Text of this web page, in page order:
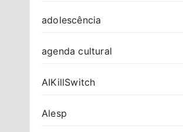
adolescência
agenda cultural
AIKillSwitch
Alesp